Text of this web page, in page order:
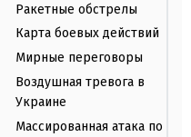
Ракетные обстрелы
Карта боевых действий
Мирные переговоры
Воздушная тревога в
Украине
Массированная атака по